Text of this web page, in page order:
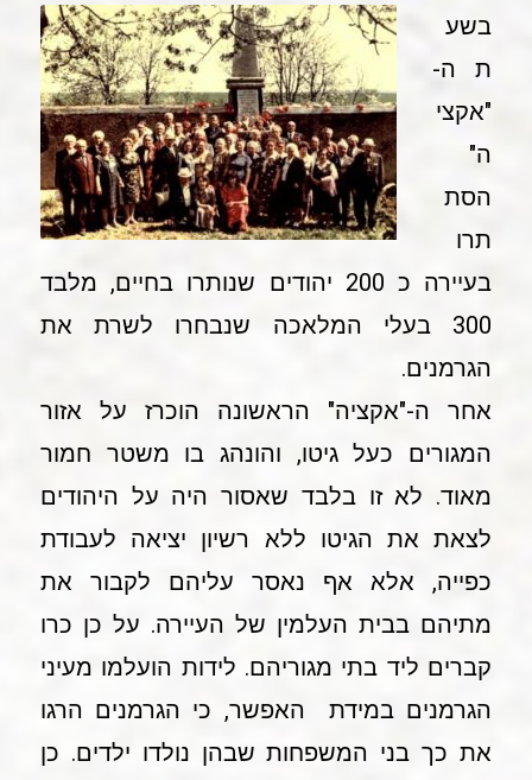
בשע
ת ה-
"אקצי
ה"
הסת
תרו
בעיירה כ 200 יהודים שנותרו בחיים, מלבד
300 בעלי המלאכה שנבחרו לשרת את
הגרמנים.
אחר ה-"אקציה" הראשונה הוכרז על אזור
המגורים כעל גיטו, והונהג בו משטר חמור
מאוד. לא זו בלבד שאסור היה על היהודים
לצאת את הגיטו ללא רשיון יציאה לעבודת
כפייה, אלא אף נאסר עליהם לקבור את
מתיהם בבית העלמין של העיירה. על כן כרו
קברים ליד בתי מגוריהם. לידות הועלמו מעיני
הגרמנים במידת האפשר, כי הגרמנים הרגו
את כך בני המשפחות שבהן נולדו ילדים. כן